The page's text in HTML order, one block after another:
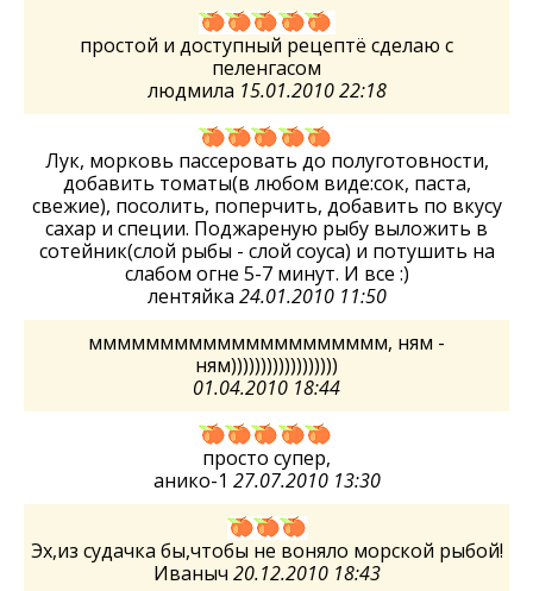
простой и доступный рецептё сделаю с
пеленгасом
людмила 15.01.2010 22:18
Лук, морковь пассеровать до полуготовности,
добавить томаты(в любом виде:сок, паста,
свежие), посолить, поперчить, добавить по вкусу
сахар и специи. Поджареную рыбу выложить в
сотейник(слой рыбы - слой соуса) и потушить на
слабом огне 5-7 минут. И все :)
лентяйка 24.01.2010 11:50
ммммммммммммммммммммм, ням -
ням))))))))))))))))))
01.04.2010 18:44
просто супер,
анико-1 27.07.2010 13:30
Эх,из судачка бы,чтобы не воняло морской рыбой!
Иваныч 20.12.2010 18:43